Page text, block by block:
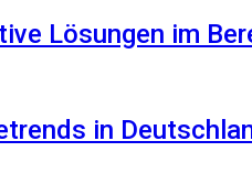
Lösungen im
in